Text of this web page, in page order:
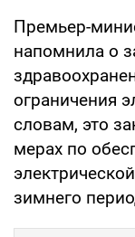
Премьер-
напомнила о
ограничения
словам, это
мерах по
зимнего